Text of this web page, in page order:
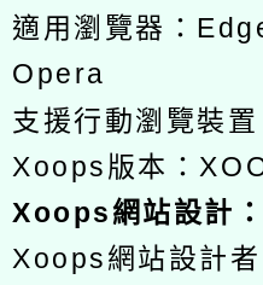
適用瀏覽器：
Opera
支援行動瀏覽裝置
Xoops版本：
Xoops網站設計 ：
Xoops網站設計